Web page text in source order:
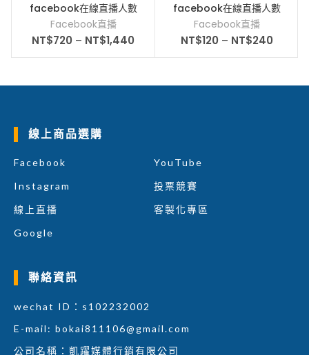
facebook在線直播人數
_180分鐘_
Facebook直播
NT$720 – NT$1,440
facebook在線直播人數
_30分鐘_
Facebook直播
NT$120 – NT$240
線上商品選購
Facebook
YouTube
Instagram
投票競賽
線上直播
客製化專區
Google
聯絡資訊
wechat ID：s102232002
E-mail: bokai811106@gmail.com
公司名稱：凱躍媒體行銷有限公司